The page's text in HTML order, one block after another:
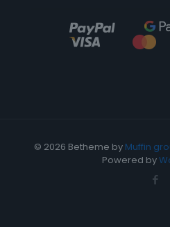
© 2026 Betheme by Muffin
Powered by